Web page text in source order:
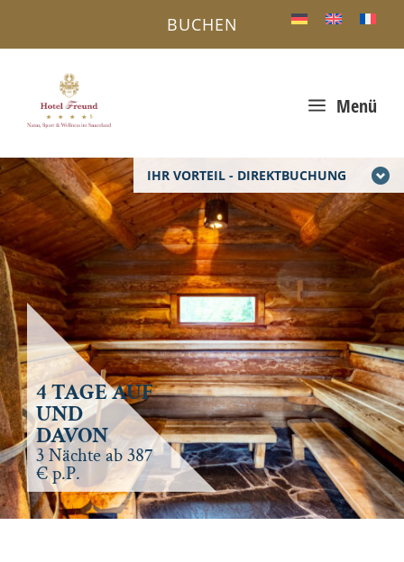
IHR VORTEIL - DIREKTBUCHUNG
a Menü
BUCHEN
4 TAGE AUF
UND
DAVON
3 Nächte ab 387
€ p.P.